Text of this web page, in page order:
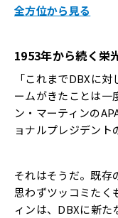
全方位から見る
1953年から続く栄
「これまでDBXに
ームがきたことは
ン・マーティンの
ョナルプレジデント
それはそうだ。既存
思わずツッコミたく
ィンは、DBXに新た